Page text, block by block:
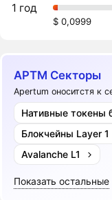
1 год
$ 0,0999
APTM Секторы
Apertum оноситстя к
Нативные токены
Блокчейны Layer 1
Avalanche L1
Показать остальные